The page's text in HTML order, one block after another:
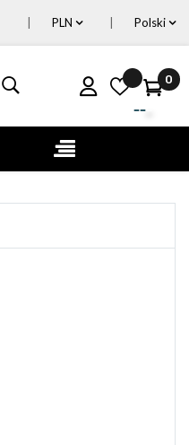
Polski
PLN
0
Toggle
navigation
☰